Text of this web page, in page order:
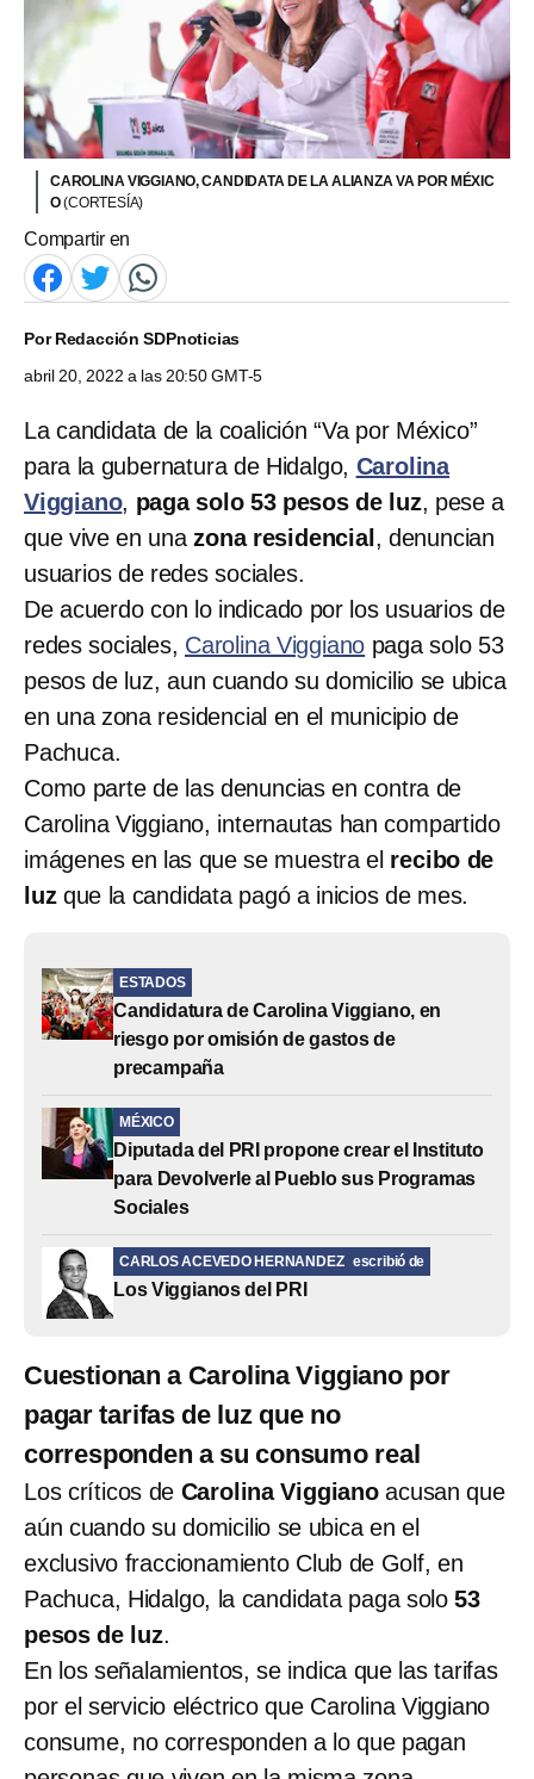
CAROLINA VIGGIANO, CANDIDATA DE LA ALIANZA VA POR MÉXIC
O(CORTESÍA)
Compartir en
PorRedacción SDPnoticias
abril 20, 2022 a las 20:50 GMT-5
La candidata de la coalición “Va por México”
para la gubernatura de Hidalgo, Carolina
Viggiano, paga solo 53 pesos de luz, pese a
que vive en unazona residencial , denuncian
usuarios de redes sociales.
De acuerdo con lo indicado por los usuarios de
redes sociales, Carolina Viggiano paga solo 53
pesos de luz, aun cuando su domicilio se ubica
en una zona residencial en el municipio de
Pachuca.
Como parte de las denuncias en contra de
Carolina Viggiano, internautas han compartido
imágenes en las que se muestra el recibo de
luzque la candidata pagó a inicios de mes.
ESTADOS
Candidatura de Carolina Viggiano, en
riesgo por omisión de gastos de
precampaña
MÉXICO
Diputada del PRI propone crear el Instituto
para Devolverle al Pueblo sus Programas
Sociales
CARLOS ACEVEDO HERNANDEZ escribió de
Los Viggianos del PRI
Cuestionan a Carolina Viggiano por
pagar tarifas de luz que no
corresponden a su consumo real
Los críticos de Carolina Viggianoacusan que
aún cuando su domicilio se ubica en el
exclusivo fraccionamiento Club de Golf, en
Pachuca, Hidalgo, la candidata paga solo53
pesos de luz.
En los señalamientos, se indica que las tarifas
por el servicio eléctrico que Carolina Viggiano
consume, no corresponden a lo que pagan